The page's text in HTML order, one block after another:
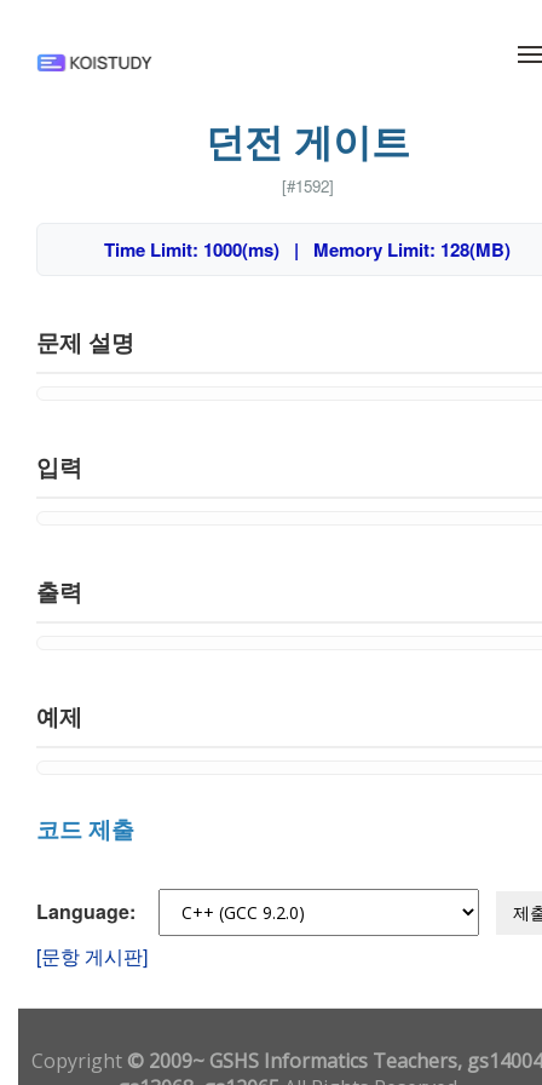
던전 게이트
[#1592]
Time Limit: 1000(ms) | Memory Limit: 128(MB)
문제 설명
입력
출력
예제
코드 제출
Language: 제
[문항 게시판]
Copyright© 2009~ GSHS Informatics Teachers,